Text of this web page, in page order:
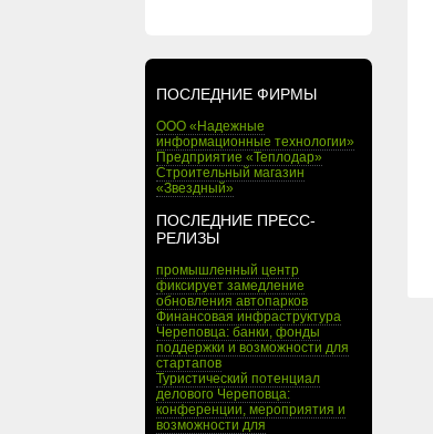
ПОСЛЕДНИЕ ФИРМЫ
ООО «Надежные
информационные технологии»
Предприятие «Теплодар»
Строительный магазин
«Звездный»
ПОСЛЕДНИЕ ПРЕСС-
РЕЛИЗЫ
промышленный центр
фиксирует замедление
обновления автопарков
Финансовая инфраструктура
Череповца: банки, фонды
поддержки и возможности для
стартапов
Туристический потенциал
делового Череповца:
конференции, мероприятия и
возможности для